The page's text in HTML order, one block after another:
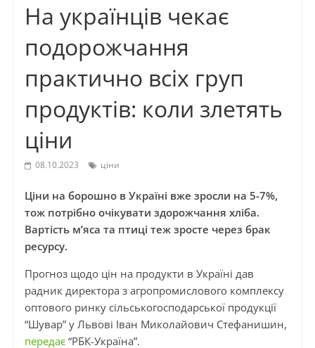
На українців чекає
подорожчання
практично всіх груп
продуктів: коли злетять
ціни
08.10.2023 ціни
Ціни на борошно в Україні вже зросли на 5-7%,
тож потрібно очікувати здорожчання хліба.
Вартість м’яса та птиці теж зросте через брак
ресурсу.
Прогноз щодо цін на продукти в Україні дав
радник директора з агропромислового комплексу
оптового ринку сільськогосподарської продукції
“Шувар” у Львові Іван Миколайович Стефанишин,
передає“РБК-Україна”.